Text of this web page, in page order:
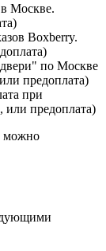
Москве.
Boxberry.
по Москве
предоплата)
при
предоплата)
можно